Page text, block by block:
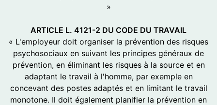
»
ARTICLE L. 4121-2 DU CODE DU TRAVAIL
« L'employeur doit organiser la prévention des risques
psychosociaux en suivant les principes généraux de
prévention, en éliminant les risques à la source et en
adaptant le travail à l'homme, par exemple en
concevant des postes adaptés et en limitant le travail
monotone. Il doit également planifier la prévention en